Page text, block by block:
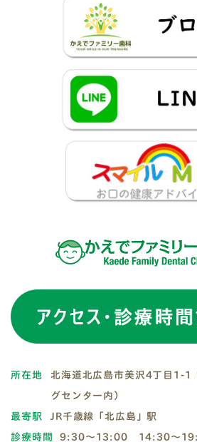
所在地 北海道北広島市美沢4丁目1-1
グセンター内）
最寄駅 JR千歳線「北広島」駅
診療時間 9:30～13:00 14:30～